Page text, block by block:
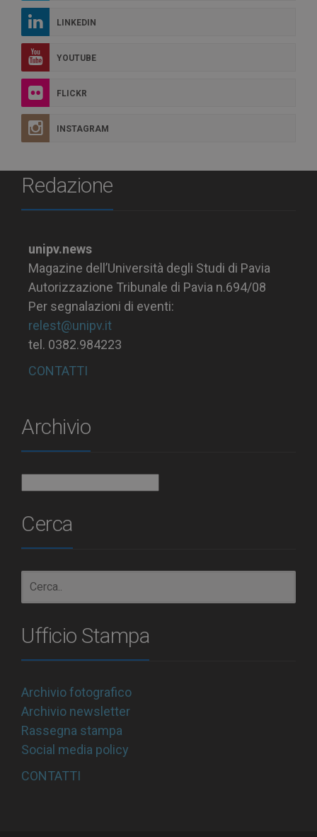
LINKEDIN
YOUTUBE
FLICKR
INSTAGRAM
Redazione
unipv.news
Magazine dell’Università degli Studi di Pavia
Autorizzazione Tribunale di Pavia n.694/08
Per segnalazioni di eventi:
relest@unipv.it
tel. 0382.984223
CONTATTI
Archivio
Cerca
Ufficio Stampa
Archivio fotografico
Archivio newsletter
Rassegna stampa
Social media policy
CONTATTI